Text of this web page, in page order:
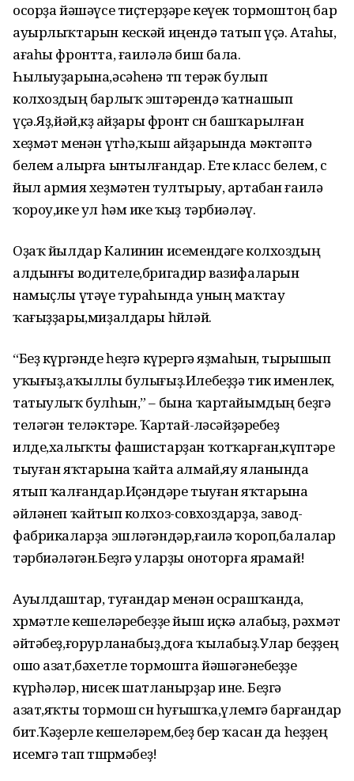
осорҙа йәшәүсе тиҫтерҙәре кеүек тормоштоң бар
ауырлыҡтарын кескәй иңендә татып үҫә. Атаһы,
ағаһы фронтта, ғаиләлә биш бала.
Һылыуҙарына,әсәһенә төп терәк булып
колхоздың барлыҡ эштәрендә ҡатнашып
үҫә.Яҙ,йәй,көҙ айҙары фронт өсөн башҡарылған
хеҙмәт менән үтһә,ҡыш айҙарында мәктәптә
белем алырға ынтылғандар. Ете класс белем, өс
йыл армия хеҙмәтен тултырыу, артабан ғаилә
ҡороу,ике ул һәм ике ҡыҙ тәрбиәләү.
Оҙаҡ йылдар Калинин исемендәге колхоздың
алдынғы водителе,бригадир вазифаларын
намыҫлы үтәүе тураһында уның маҡтау
ҡағыҙҙары,миҙалдары һөйләй.
“Беҙ күргәнде һеҙгә күрергә яҙмаһын, тырышып
уҡығыҙ,аҡыллы булығыҙ.Илебеҙҙә тик именлек,
татыулыҡ булһын,” – бына ҡартайымдың беҙгә
теләгән теләктәре. Ҡартай-өләсәйҙәребеҙ
илде,халыҡты фашистарҙан ҡотҡарған,күптәре
тыуған яҡтарына ҡайта алмай,яу яланында
ятып ҡалғандар.Иҫәндәре тыуған яҡтарына
әйләнеп ҡайтып колхоз-совхоздарҙа, завод-
фабрикаларҙа эшләгәндәр,ғаилә ҡороп,балалар
тәрбиәләгән.Беҙгә уларҙы оноторға ярамай!
Ауылдаштар, туғандар менән осрашҡанда,
хөрмәтле кешеләребеҙҙе йыш иҫкә алабыҙ, рәхмәт
әйтәбеҙ,ғорурланабыҙ,доға ҡылабыҙ.Улар беҙҙең
ошо азат,бәхетле тормошта йәшәгәнебеҙҙе
күрһәләр, нисек шатланырҙар ине. Беҙгә
азат,яҡты тормош өсөн һуғышҡа,үлемгә барғандар
бит.Ҡәҙерле кешеләрем,беҙ бер ҡасан да һеҙҙең
исемгә тап төшөрмәбеҙ!